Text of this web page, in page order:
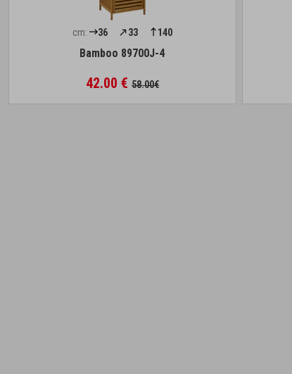
cm: 36 33 140
Bamboo 89700J-4
42.00 € 58.00€